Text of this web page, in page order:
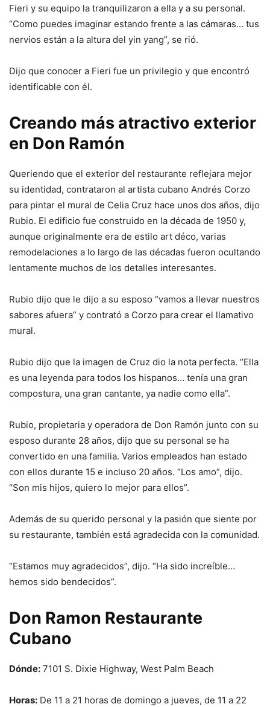
Fieri y su equipo la tranquilizaron a ella y a su personal.
“Como puedes imaginar estando frente a las cámaras… tus
nervios están a la altura del yin yang”, se rió.
Dijo que conocer a Fieri fue un privilegio y que encontró
identificable con él.
Creando más atractivo exterior
en Don Ramón
Queriendo que el exterior del restaurante reflejara mejor
su identidad, contrataron al artista cubano Andrés Corzo
para pintar el mural de Celia Cruz hace unos dos años, dijo
Rubio. El edificio fue construido en la década de 1950 y,
aunque originalmente era de estilo art déco, varias
remodelaciones a lo largo de las décadas fueron ocultando
lentamente muchos de los detalles interesantes.
Rubio dijo que le dijo a su esposo “vamos a llevar nuestros
sabores afuera” y contrató a Corzo para crear el llamativo
mural.
Rubio dijo que la imagen de Cruz dio la nota perfecta. “Ella
es una leyenda para todos los hispanos… tenía una gran
compostura, una gran cantante, ya nadie como ella”.
Rubio, propietaria y operadora de Don Ramón junto con su
esposo durante 28 años, dijo que su personal se ha
convertido en una familia. Varios empleados han estado
con ellos durante 15 e incluso 20 años. “Los amo”, dijo.
“Son mis hijos, quiero lo mejor para ellos”.
Además de su querido personal y la pasión que siente por
su restaurante, también está agradecida con la comunidad.
“Estamos muy agradecidos”, dijo. “Ha sido increíble…
hemos sido bendecidos”.
Don Ramon Restaurante
Cubano
Dónde: 7101 S. Dixie Highway, West Palm Beach
Horas: De 11 a 21 horas de domingo a jueves, de 11 a 22